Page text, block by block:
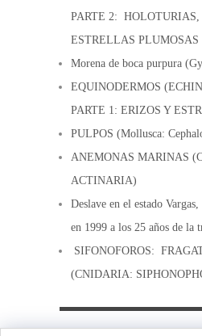
PARTE 2: HOLOTURIAS,
ESTRELLAS PLUMOSAS
Morena de boca purpura
EQUINODERMOS
PARTE 1: ERIZOS Y
PULPOS (Mollusca:
ANEMONAS MARINAS
ACTINARIA)
Deslave en el estado
en 1999 a los 25 años de la
SIFONOFOROS:
(CNIDARIA: